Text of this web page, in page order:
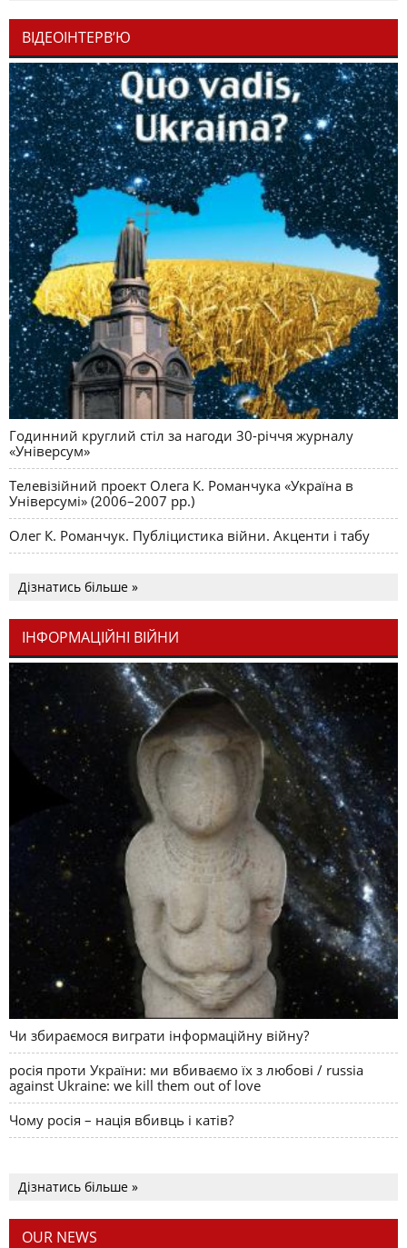
ВІДЕОІНТЕРВ’Ю
Годинний круглий стіл за нагоди 30-річчя журналу
«Універсум»
Телевізійний проект Олега К. Романчука «Україна в
Універсумі» (2006–2007 рр.)
Олег К. Романчук. Публіцистика війни. Акценти і табу
Дізнатись більше »
ІНФОРМАЦІЙНІ ВІЙНИ
Чи збираємося виграти інформаційну війну?
росія проти України: ми вбиваємо їх з любові / russia
against Ukraine: we kill them out of love
Чому росія – нація вбивць і катів?
Дізнатись більше »
OUR NEWS